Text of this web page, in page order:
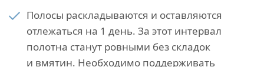
Полосы раскладываются и оставляются
отлежаться на 1 день. За этот интервал
полотна станут ровными без складок
и вмятин. Необходимо поддерживать